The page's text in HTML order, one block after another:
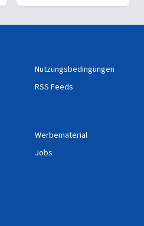
Nutzungsbedingungen
RSS Feeds
Werbematerial
Jobs